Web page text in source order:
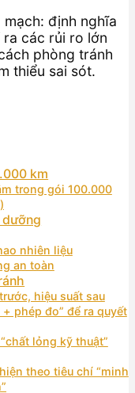
định nghĩa
các rủi ro lớn
phòng tránh
thiểu sai sót.
km
trong gói 100.000
nhiên liệu
an toàn
hiệu suất sau
phép đo” để ra quyết
lỏng kỹ thuật”
theo tiêu chí “minh